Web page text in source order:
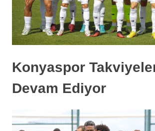
Konyaspor
Devam Ediyor